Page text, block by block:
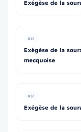
Exégèse de la
#15
Exégèse de la
mecquoise
#16
Exégèse de la